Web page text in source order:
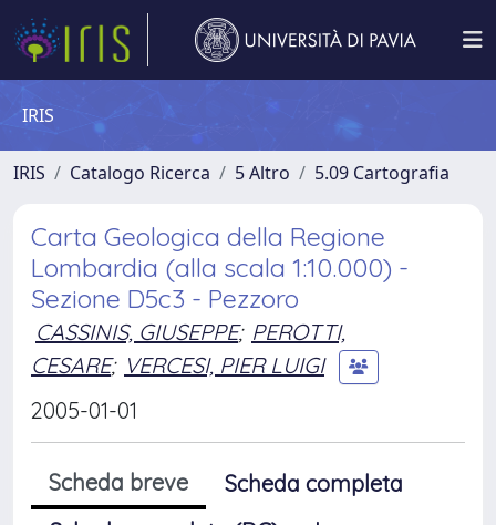
IRIS
IRIS Catalogo Ricerca 5 Altro 5.09 Cartografia
Carta Geologica della Regione
Lombardia (alla scala 1:10.000) -
Sezione D5c3 - Pezzoro
CASSINIS, GIUSEPPE; PEROTTI,
CESARE; VERCESI, PIER LUIGI
2005-01-01
Scheda breve
Scheda completa